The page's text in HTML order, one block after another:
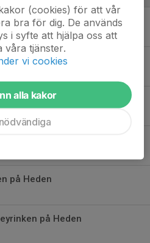
på Heden
avstängd vid plusgrader
på Heden
på Heden
(cookies) för att vår
bra för dig. De används
i syfte att hjälpa oss att
våra tjänster.
vi cookies
alla kakor